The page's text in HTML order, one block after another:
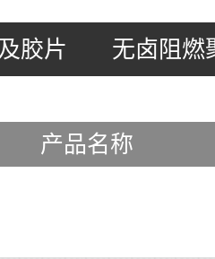
胶片 无卤阻燃
产品名称